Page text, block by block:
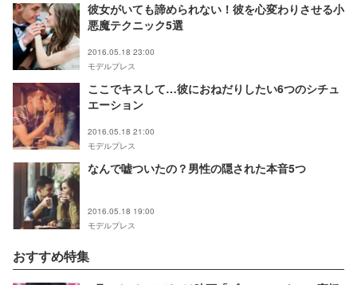
彼女がいても諦められない！彼を心変わりさせる小
悪魔テクニック5選
2016.05.18 23:00
モデルプレス
ここでキスして…彼におねだりしたい6つのシチュ
エーション
2016.05.18 21:00
モデルプレス
なんで嘘ついたの？男性の隠された本音5つ
2016.05.18 19:00
モデルプレス
おすすめ特集